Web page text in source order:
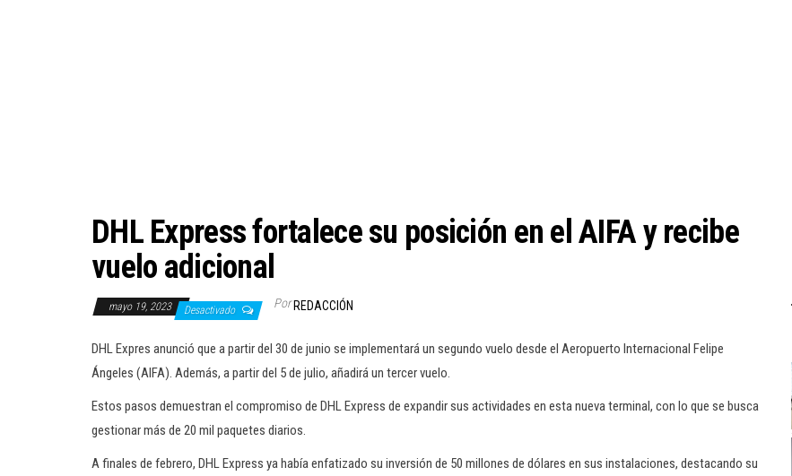
DHL Express fortalece su posición en el AIFA y recibe
vuelo adicional
mayo 19, 2023 Desactivado Por REDACCIÓN
DHL Expres anunció que a partir del 30 de junio se implementará un segundo vuelo desde el Aeropuerto Internacional Felipe
Ángeles (AIFA). Además, a partir del 5 de julio, añadirá un tercer vuelo.
Estos pasos demuestran el compromiso de DHL Express de expandir sus actividades en esta nueva terminal, con lo que se busca
gestionar más de 20 mil paquetes diarios.
A finales de febrero, DHL Express ya había enfatizado su inversión de 50 millones de dólares en sus instalaciones, destacando su